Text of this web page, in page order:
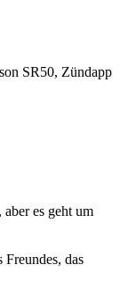
SR50, Zündapp
es geht um
das